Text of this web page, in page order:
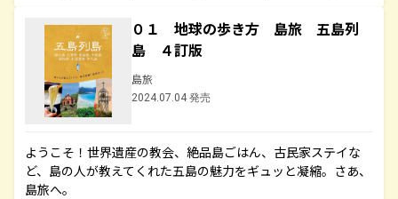
０１ 地球の歩き方 島旅 五島列
島 ４訂版
島旅
2024.07.04 発売
ようこそ！世界遺産の教会、絶品島ごはん、古民家ステイな
ど、島の人が教えてくれた五島の魅力をギュッと凝縮。さあ、
島旅へ。